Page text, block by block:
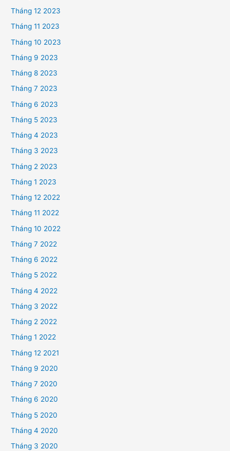
Tháng 12 2023
Tháng 11 2023
Tháng 10 2023
Tháng 9 2023
Tháng 8 2023
Tháng 7 2023
Tháng 6 2023
Tháng 5 2023
Tháng 4 2023
Tháng 3 2023
Tháng 2 2023
Tháng 1 2023
Tháng 12 2022
Tháng 11 2022
Tháng 10 2022
Tháng 7 2022
Tháng 6 2022
Tháng 5 2022
Tháng 4 2022
Tháng 3 2022
Tháng 2 2022
Tháng 1 2022
Tháng 12 2021
Tháng 9 2020
Tháng 7 2020
Tháng 6 2020
Tháng 5 2020
Tháng 4 2020
Tháng 3 2020